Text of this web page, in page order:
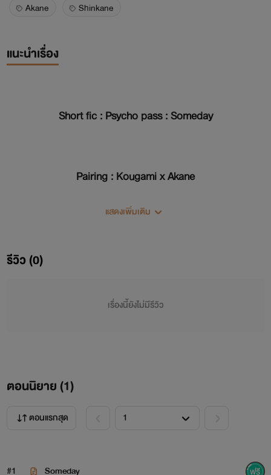
Akane
Shinkane
แนะนำเรื่อง
Short fic : Psycho pass : Someday
Pairing : Kougami x Akane
แสดงเพิ่มเติม
รีวิว (0)
เรื่องนี้ยังไม่มีรีวิว
ตอนนิยาย (1)
ตอนแรกสุด
#1 Someday